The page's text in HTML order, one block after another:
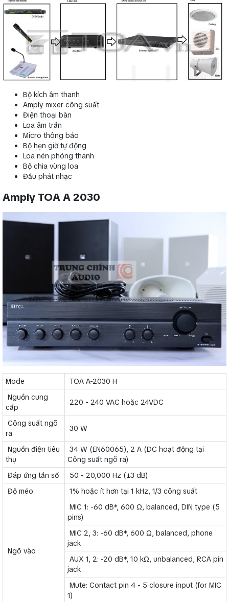
Bộ kích âm thanh
Amply mixer công suất
Điện thoại bàn
Loa âm trần
Micro thông báo
Bộ hẹn giờ tự động
Loa nén phóng thanh
Bộ chia vùng loa
Đầu phát nhạc
Amply TOA A 2030
Mode
TOA A-2030 H
Nguồn cung
cấp
220 - 240 VAC hoặc 24VDC
Công suất ngõ
ra
30 W
Nguồn điện tiêu
thụ
34 W (EN60065), 2 A (DC hoạt động tại
Công suất ngõ ra)
Đáp ứng tần số
50 - 20,000 Hz (±3 dB)
Độ méo
1% hoặc ít hơn tại 1 kHz, 1/3 công suất
Ngõ vào
MIC 1: -60 dB*, 600 Ω, balanced, DIN type (5
pins)
MIC 2, 3: -60 dB*, 600 Ω, balanced, phone
jack
AUX 1, 2: -20 dB*, 10 kΩ, unbalanced, RCA pin
jack
Mute: Contact pin 4 - 5 closure input (for MIC
1)